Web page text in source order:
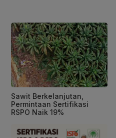
Sawit Berkelanjutan,
Permintaan Sertifikasi
RSPO Naik 19%